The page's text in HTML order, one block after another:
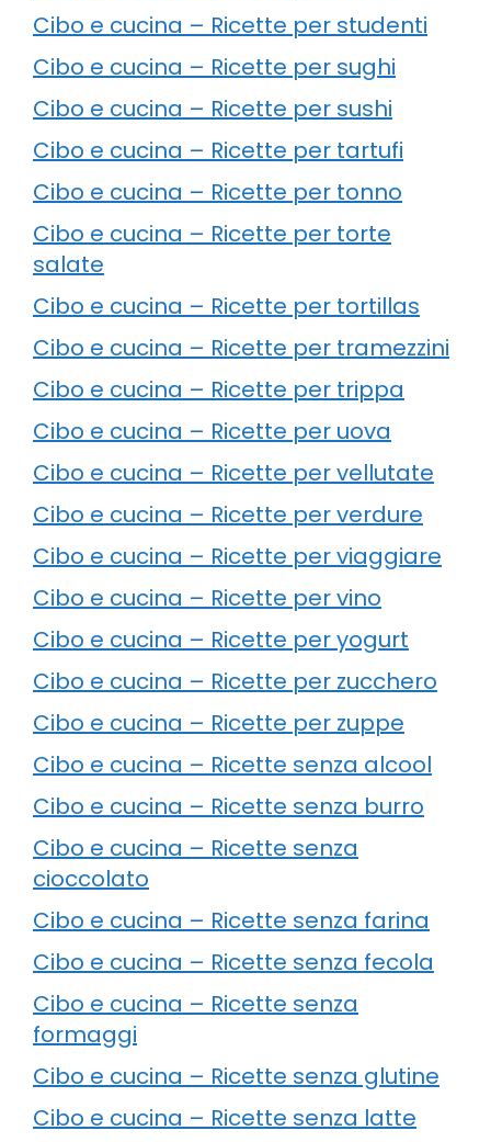
Cibo e cucina – Ricette per studenti
Cibo e cucina – Ricette per sughi
Cibo e cucina – Ricette per sushi
Cibo e cucina – Ricette per tartufi
Cibo e cucina – Ricette per tonno
Cibo e cucina – Ricette per torte
salate
Cibo e cucina – Ricette per tortillas
Cibo e cucina – Ricette per tramezzini
Cibo e cucina – Ricette per trippa
Cibo e cucina – Ricette per uova
Cibo e cucina – Ricette per vellutate
Cibo e cucina – Ricette per verdure
Cibo e cucina – Ricette per viaggiare
Cibo e cucina – Ricette per vino
Cibo e cucina – Ricette per yogurt
Cibo e cucina – Ricette per zucchero
Cibo e cucina – Ricette per zuppe
Cibo e cucina – Ricette senza alcool
Cibo e cucina – Ricette senza burro
Cibo e cucina – Ricette senza
cioccolato
Cibo e cucina – Ricette senza farina
Cibo e cucina – Ricette senza fecola
Cibo e cucina – Ricette senza
formaggi
Cibo e cucina – Ricette senza glutine
Cibo e cucina – Ricette senza latte